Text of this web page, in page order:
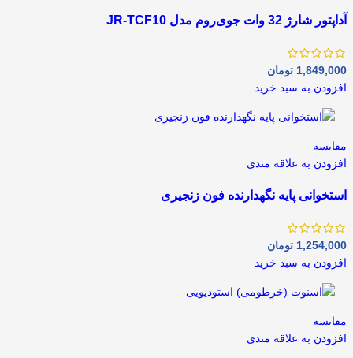
آداپتور شارژ 32 وات جوی‌روم مدل JR-TCF10
1,849,000 تومان
افزودن به سبد خرید
مقايسه
افزودن به علاقه مندی
استخوانی پایه نگهدارنده فون زنجیری
1,254,000 تومان
افزودن به سبد خرید
مقايسه
افزودن به علاقه مندی